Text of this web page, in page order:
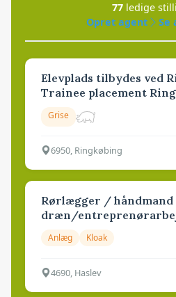
77 ledige
Opret agent
Se
Elevplads tilbydes ved
Trainee placement
Grise
6950, Ringkøbing
Rørlægger / håndmand
dræn/
Anlæg Kloak
4690, Haslev